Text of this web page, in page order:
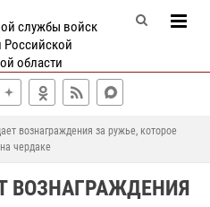
службы войск
Российской
области
вознаграждения за ружье, которое
чердаке
ВОЗНАГРАЖДЕНИЯ